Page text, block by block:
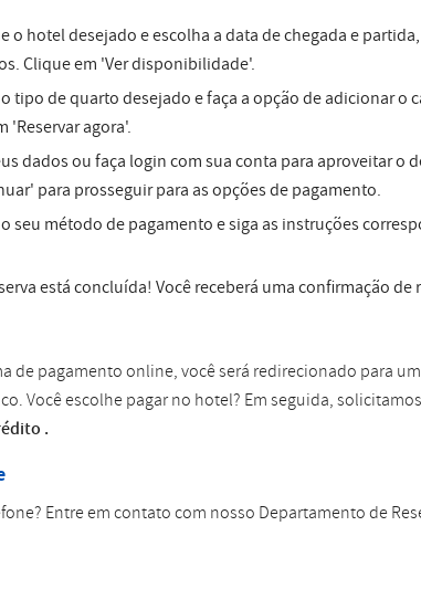
Romanian
o hotel desejado e escolha a data de chegada e
Clique em 'Ver disponibilidade'.
tipo de quarto desejado e faça a opção de adicionar o
'Reservar agora'.
dados ou faça login com sua conta para aproveitar o
para prosseguir para as opções de pagamento.
o seu método de pagamento e siga as instruções
está concluída! Você receberá uma confirmação de
de pagamento online, você será redirecionado para
Você escolhe pagar no hotel? Em seguida,
.
Entre em contato com nosso Departamento de